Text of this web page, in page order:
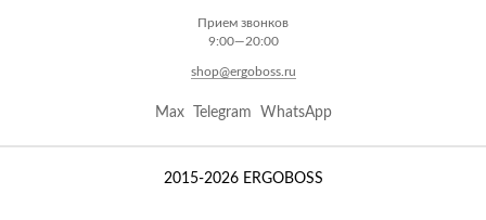
Прием звонков
9:00—20:00
shop@ergoboss.ru
Max Telegram WhatsApp
2015-2026 ERGOBOSS